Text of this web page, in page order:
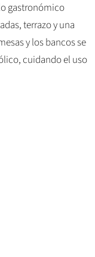
gastronómico
terrazo y una
y los bancos se
cuidando el uso